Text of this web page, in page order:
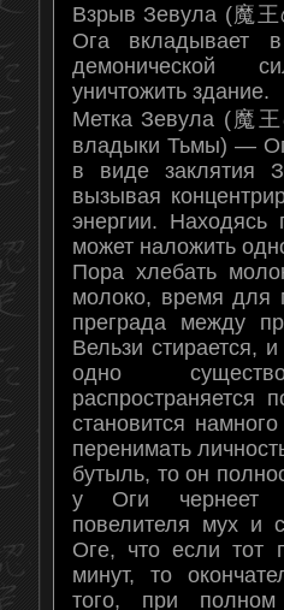
Взрыв Зевула (魔
Ога вкладывает
демонической
уничтожить здание.
Метка Зевула (魔
владыки Тьмы) —
в виде заклятия
вызывая
энергии. Находясь
может наложить
Пора хлебать
молоко, время для
преграда между
Вельзи стирается,
одно
становится
перенимать
бутыль, то он
у Оги чернеет
повелителя мух и
Оге, что если тот
минут, то
того, при